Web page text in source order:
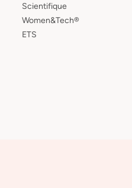
Scientifique
Women&Tech®
ETS